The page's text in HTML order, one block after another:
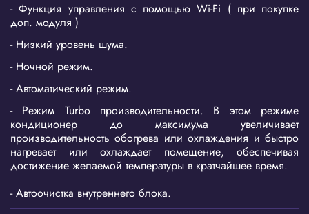
- Функция управления с помощью Wi-Fi ( при покупке
доп. модуля )
- Низкий уровень шума.
- Ночной режим.
- Автоматический режим.
- Режим Turbo производительности. В этом режиме
кондиционер до максимума увеличивает
производительность обогрева или охлаждения и быстро
нагревает или охлаждает помещение, обеспечивая
достижение желаемой температуры в кратчайшее время.
- Автоочистка внутреннего блока.